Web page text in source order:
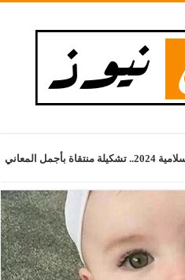
أسماء بنات إسلامية 2024.. تشكيلة منتقاة بأجمل المعاني